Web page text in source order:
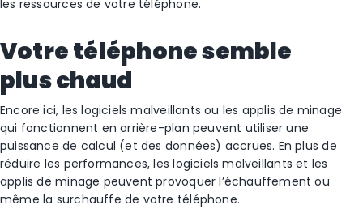
les ressources de votre téléphone.
Votre téléphone semble
plus chaud
Encore ici, les logiciels malveillants ou les applis de minage
qui fonctionnent en arrière-plan peuvent utiliser une
puissance de calcul (et des données) accrues. En plus de
réduire les performances, les logiciels malveillants et les
applis de minage peuvent provoquer l’échauffement ou
même la surchauffe de votre téléphone.